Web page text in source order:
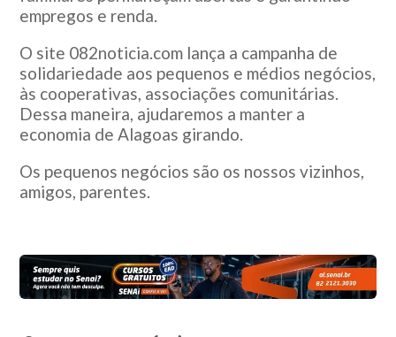
empregos e renda.
O site 082noticia.com lança a campanha de
solidariedade aos pequenos e médios negócios,
às cooperativas, associações comunitárias.
Dessa maneira, ajudaremos a manter a
economia de Alagoas girando.
Os pequenos negócios são os nossos vizinhos,
amigos, parentes.